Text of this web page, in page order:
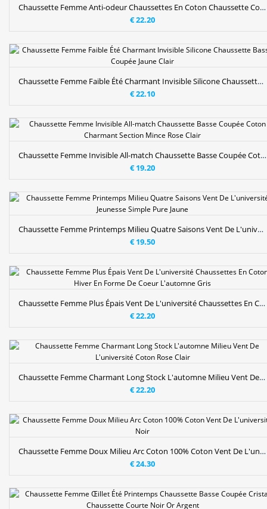
Chaussette Femme Anti-odeur Chaussettes En Coton Chaussette Courte Chaussette Basse Coupée Sport Hiver Rose Clair
€ 22.20
Chaussette Femme Faible Été Charmant Invisible Silicone Chaussette Basse Coupée Jaune Clair
€ 22.10
Chaussette Femme Invisible All-match Chaussette Basse Coupée Coton Charmant Section Mince Rose Clair
€ 19.20
Chaussette Femme Printemps Milieu Quatre Saisons Vent De L'université Jeunesse Simple Pure Jaune
€ 19.50
Chaussette Femme Plus Épais Vent De L'université Chaussettes En Coton Hiver En Forme De Coeur L'automne Gris
€ 22.20
Chaussette Femme Charmant Long Stock L'automne Milieu Vent De L'université Coton Rose Clair
€ 22.20
Chaussette Femme Doux Milieu Arc Coton 100% Coton Vent De L'université Noir
€ 24.30